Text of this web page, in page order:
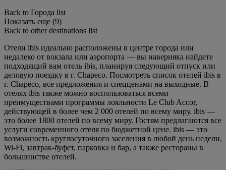
Back to Города list
Показать еще (9)
Back to other destinations list
Отели ibis идеально расположены в центре города или
недалеко от вокзала или аэропорта — вы наверняка найдете
подходящий вам отель ibis, планируя следующий отпуск или
деловую поездку в г. Chapeco. Посмотреть список отелей ibis в
г. Chapeco, все предложения и спецценами на выходные. В
отелях ibis также можно воспользоваться всеми
преимуществами программы лояльности Le Club Accor,
действующей в более чем 2 000 отелей по всему миру. ibis —
это более 1800 отелей по всему миру. Гостям предлагаются все
услуги современного отеля по бюджетной цене. ibis — это
возможность круглосуточного заселения в любой день недели,
Wi-Fi, завтрак-буфет, парковка и бар, а также рестораны в
большинстве отелей.